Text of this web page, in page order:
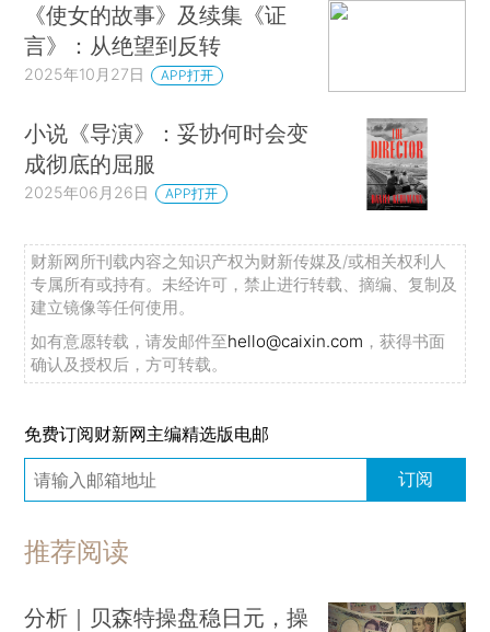
《使女的故事》及续集《证
言》：从绝望到反转
2025年10月27日 APP打开
小说《导演》：妥协何时会变
成彻底的屈服
2025年06月26日 APP打开
财新网所刊载内容之知识产权为财新传媒及/或相关权利人
专属所有或持有。未经许可，禁止进行转载、摘编、复制及
建立镜像等任何使用。
如有意愿转载，请发邮件至hello@caixin.com ，获得书面
确认及授权后，方可转载。
免费订阅财新网主编精选版电邮
订阅
推荐阅读
分析｜贝森特操盘稳日元，操